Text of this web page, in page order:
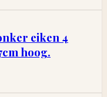
eiken 4
hoog.